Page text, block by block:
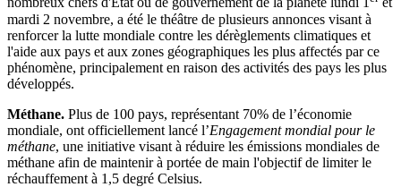
mardi 2 novembre, a été le théâtre de plusieurs annonces visant à
renforcer la lutte mondiale contre les dérèglements climatiques et
l'aide aux pays et aux zones géographiques les plus affectés par ce
phénomène, principalement en raison des activités des pays les plus
développés.
Méthane. Plus de 100 pays, représentant 70% de l’économie
mondiale, ont officiellement lancé l’Engagement mondial pour le
méthane, une initiative visant à réduire les émissions mondiales de
méthane afin de maintenir à portée de main l'objectif de limiter le
réchauffement à 1,5 degré Celsius.